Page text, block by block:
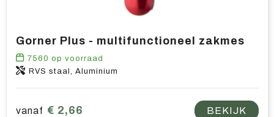
Gorner Plus - multifunctioneel zakmes
7560 op voorraad
RVS staal, Aluminium
vanaf € 2,66 BEKIJK